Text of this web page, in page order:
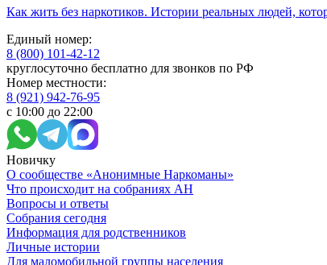
Как жить без наркотиков. Истории реальных людей,
Единый номер:
8 (800) 101-42-12
круглосуточно бесплатно для звонков по РФ
Номер местности:
8 (921) 942-76-95
с 10:00 до 22:00
Новичку
О сообществе «Анонимные Наркоманы»
Что происходит на собраниях АН
Вопросы и ответы
Собрания сегодня
Информация для родственников
Личные истории
Для маломобильной группы населения